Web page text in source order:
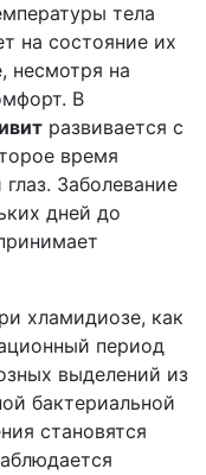
тела
на состояние их
несмотря на
В
развивается с
время
Заболевание
дней до
хламидиозе, как
период
выделений из
бактериальной
становятся